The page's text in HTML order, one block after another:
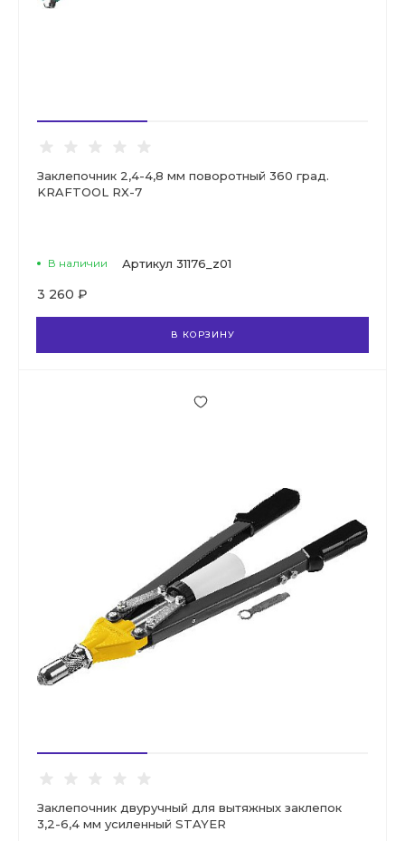
Заклепочник 2,4-4,8 мм поворотный 360 град.
KRAFTOOL RX-7
В наличии Артикул 31176_z01
3 260 ₽
В КОРЗИНУ
Заклепочник двуручный для вытяжных заклепок
3,2-6,4 мм усиленный STAYER